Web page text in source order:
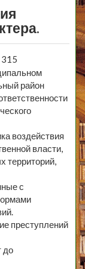
315
район
воздействия
власти,
территорий,
с
преступлений
до